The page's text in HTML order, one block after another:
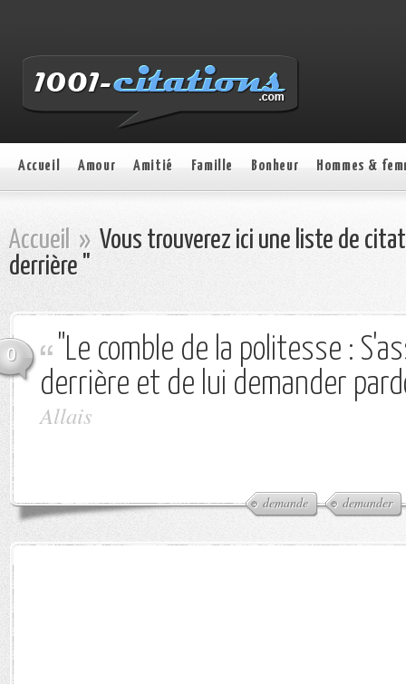
Accueil Amour Amitié Famille Bonheur Hommes &
Accueil » Vous trouverez ici une liste de
derrière "
0
"Le comble de la politesse :
derrière et de lui demander
Allais
demande demander